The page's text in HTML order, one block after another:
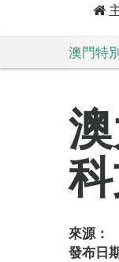
澳門特
來源：
發布日